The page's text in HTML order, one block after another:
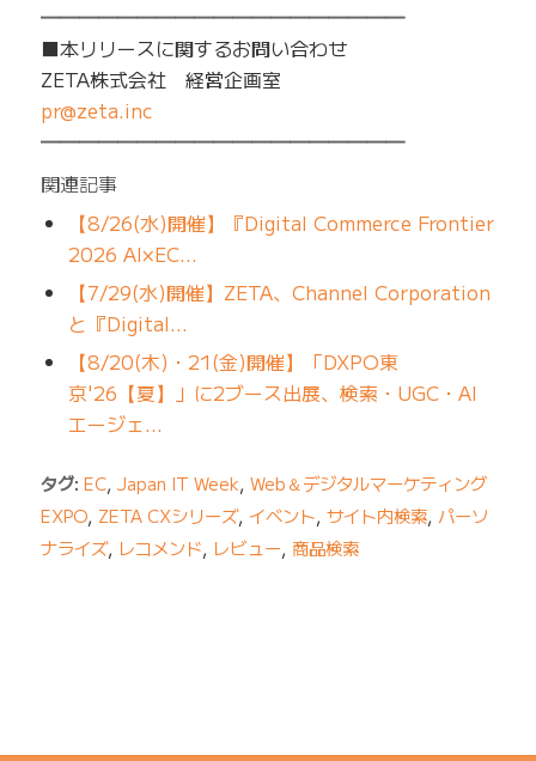
━━━━━━━━━━━━━━━━━━━
■本リリースに関するお問い合わせ
ZETA株式会社 経営企画室
pr@zeta.inc
━━━━━━━━━━━━━━━━━━━
関連記事
【8/26(水)開催】『Digital Commerce Frontier
2026 AI×EC…
【7/29(水)開催】ZETA、Channel Corporation
と『Digital…
【8/20(木)・21(金)開催】「DXPO東
京'26【夏】」に2ブース出展、検索・UGC・AI
エージェ…
タグ: EC, Japan IT Week, Web＆デジタルマーケティング
EXPO, ZETA CXシリーズ, イベント, サイト内検索, パーソ
ナライズ, レコメンド, レビュー, 商品検索